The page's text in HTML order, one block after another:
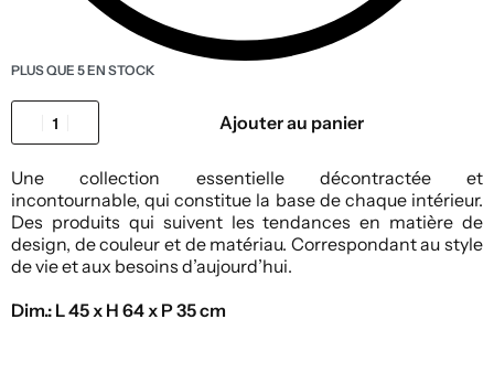
PLUS QUE 5 EN STOCK
Ajouter au panier
Une collection essentielle décontractée et
incontournable, qui constitue la base de chaque intérieur.
Des produits qui suivent les tendances en matière de
design, de couleur et de matériau. Correspondant au style
de vie et aux besoins d’aujourd’hui.
Dim.: L 45 x H 64 x P 35 cm